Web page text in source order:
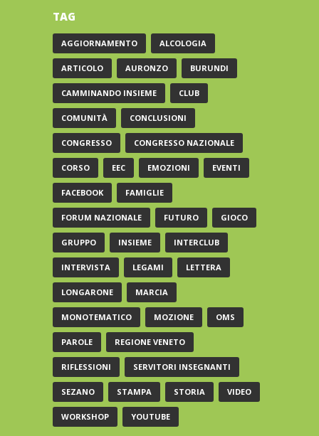
TAG
AGGIORNAMENTO ALCOLOGIA
ARTICOLO AURONZO BURUNDI
CAMMINANDO INSIEME CLUB
COMUNITÀ CONCLUSIONI
CONGRESSO CONGRESSO NAZIONALE
CORSO EEC EMOZIONI EVENTI
FACEBOOK FAMIGLIE
FORUM NAZIONALE FUTURO GIOCO
GRUPPO INSIEME INTERCLUB
INTERVISTA LEGAMI LETTERA
LONGARONE MARCIA
MONOTEMATICO MOZIONE OMS
PAROLE REGIONE VENETO
RIFLESSIONI SERVITORI INSEGNANTI
SEZANO STAMPA STORIA VIDEO
WORKSHOP YOUTUBE